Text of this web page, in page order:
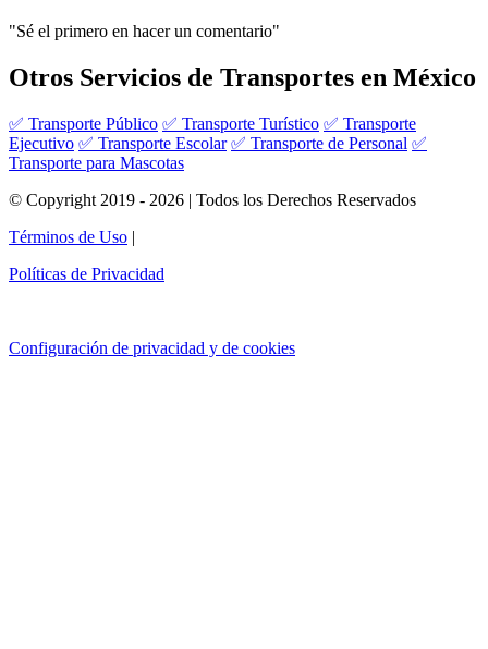
"Sé el primero en hacer un comentario"
Otros Servicios de Transportes en México
✅ Transporte Público ✅ Transporte Turístico ✅ Transporte
Ejecutivo ✅ Transporte Escolar ✅ Transporte de Personal ✅
Transporte para Mascotas
© Copyright 2019 - 2026 | Todos los Derechos Reservados
Términos de Uso |
Políticas de Privacidad
Configuración de privacidad y de cookies